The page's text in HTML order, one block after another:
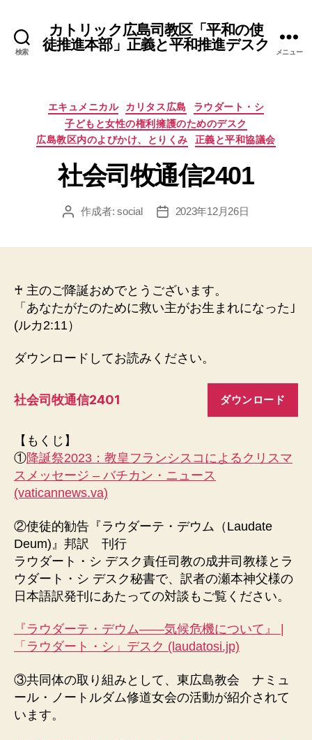
検索
カトリック広島司教区「平和の使
徒推進本部」正義と平和推進デスク
メニュー
カ
テ
ゴ
リ
ー
エキュメニカル カリタス広島
ラウダート・シ
子どもと女性の権利擁護のためのデスク
広島教区内のよびかけ、とりくみ
正義と平和協議会
社会司牧通信2401
投
作成者:social
投
2023年12月26日
♰ 主のご降誕おめでとうございます。
「あなたがたのために救い主がお生まれになった｣
(ルカ2:11）
ダウンロードしてお読みください。
社会司牧通信2401 ダウンロード
【もくじ】
①降誕祭2023：教皇フランシスコによるクリスマ
スメッセージ – バチカン・ニュース
(vaticannews.va)
②使徒的勧告『ラウダーテ・デウム（Laudate
Deum)』邦訳 刊行
ラウダート・シ デスク責任司教の成井司教様とラ
ウダート・シ デスク秘書で、訳者の瀬本神父様の
日本語訳発刊にあたっての対談もご覧ください。
『ラウダーテ・デウム――気候危機について』 |
「ラウダート・シ」デスク (laudatosi.jp)
③共同体の取り組みとして、東広島教会 ナミュ
ール・ノートルダム修道女会の活動が紹介されて
います。